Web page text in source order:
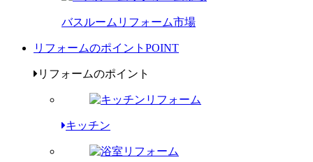
バスルームリフォーム市場
リフォームのポイント POINT
リフォームのポイント
キッチン